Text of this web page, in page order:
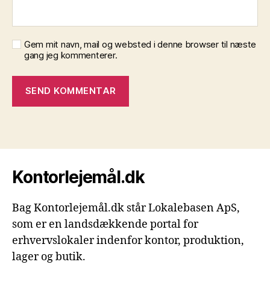
Gem mit navn, mail og websted i denne browser til næste
gang jeg kommenterer.
Kontorlejemål.dk
Bag Kontorlejemål.dk står Lokalebasen ApS,
som er en landsdækkende portal for
erhvervslokaler indenfor kontor, produktion,
lager og butik.